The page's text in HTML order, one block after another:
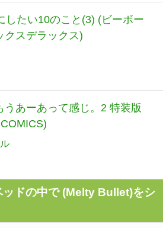
したい10のこと(3) (ビーボー
クスデラックス)
うあーあって感じ。2 特装版
ッドの中で (Melty Bullet)をシ